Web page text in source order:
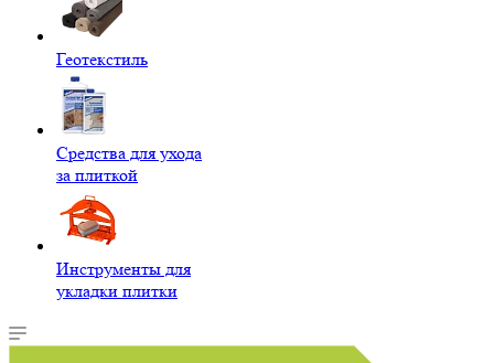
Геотекстиль
Средства для ухода
за плиткой
Инструменты для
укладки плитки